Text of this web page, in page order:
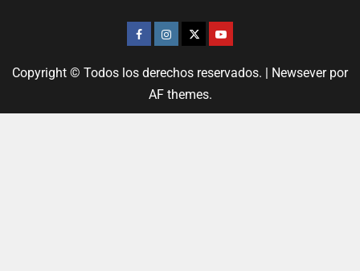
Copyright © Todos los derechos reservados. | Newseverpor
AF themes.